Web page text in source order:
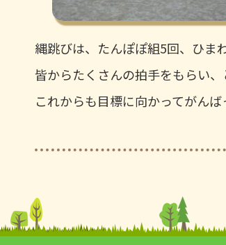
縄跳びは、たんぽぽ組5回、ひま
皆からたくさんの拍手をもらい
これからも目標に向かってがんば